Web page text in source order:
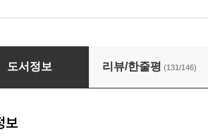
자
도서정보 리뷰/한줄평 (131/146)
보